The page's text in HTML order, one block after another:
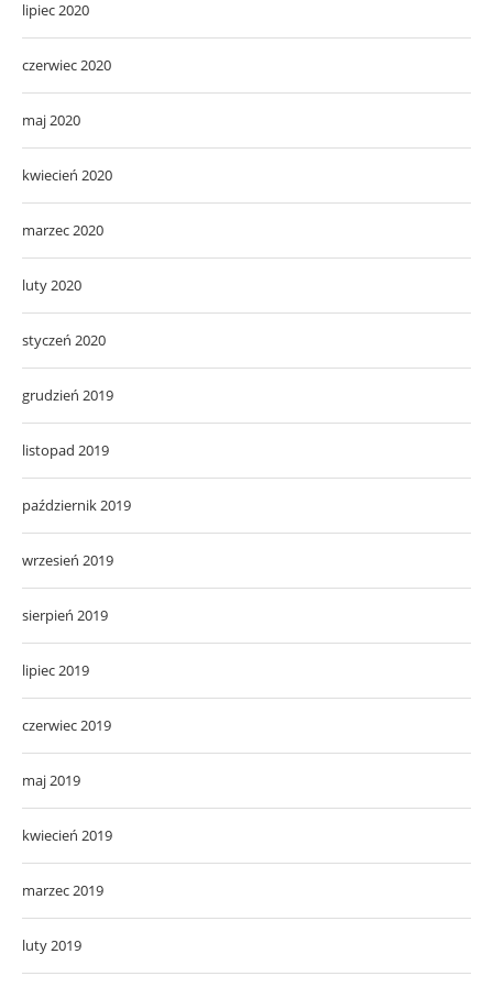
lipiec 2020
czerwiec 2020
maj 2020
kwiecień 2020
marzec 2020
luty 2020
styczeń 2020
grudzień 2019
listopad 2019
październik 2019
wrzesień 2019
sierpień 2019
lipiec 2019
czerwiec 2019
maj 2019
kwiecień 2019
marzec 2019
luty 2019